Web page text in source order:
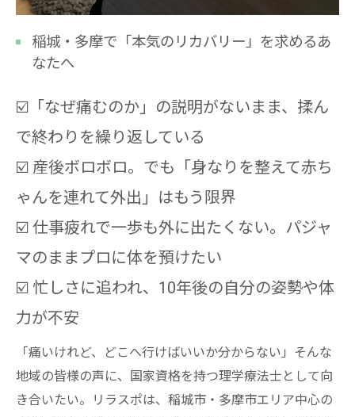
稲城・多摩で「本気のリカバリー」を求めるあ
なたへ
☑️「なぜ痛むのか」の説明がないまま、揉ん
で終わりを繰り返している
☑️ 産後ボロボロ。でも「身なりを整えて赤ち
ゃんを連れて外出」はもう限界
☑️ 仕事疲れで一歩も外に出たくない。パジャ
マのままプロに体を預けたい
☑️ 忙しさに追われ、10年後の自分の姿勢や体
力が不安
「痛いけれど、どこへ行けばいいか分からない」そんな
地域の皆様の声に、国家資格を持つ理学療法士として向
き合いたい。リラスポは、稲城市・多摩市エリア中心の